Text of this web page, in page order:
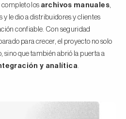
los archivos manuales,
y le dio a distribuidores y clientes
confiable. Con seguridad
para crecer, el proyecto no solo
sino que también abrió la puerta a
y analítica.